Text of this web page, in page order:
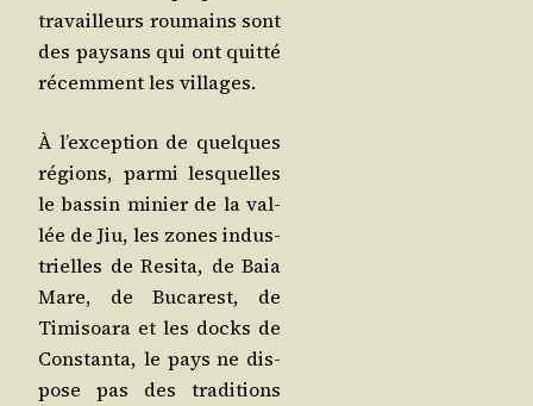
tra­vailleurs rou­mains sont
des pay­sans qui ont quit­té
récem­ment les villages.
À l’ex­cep­tion de quelques
régions, par­mi les­quelles
le bas­sin minier de la val­
lée de Jiu, les zones indus­
trielles de Resi­ta, de Baia
Mare, de Buca­rest, de
Timi­soa­ra et les docks de
Constan­ta, le pays ne dis­
pose pas des tra­di­tions